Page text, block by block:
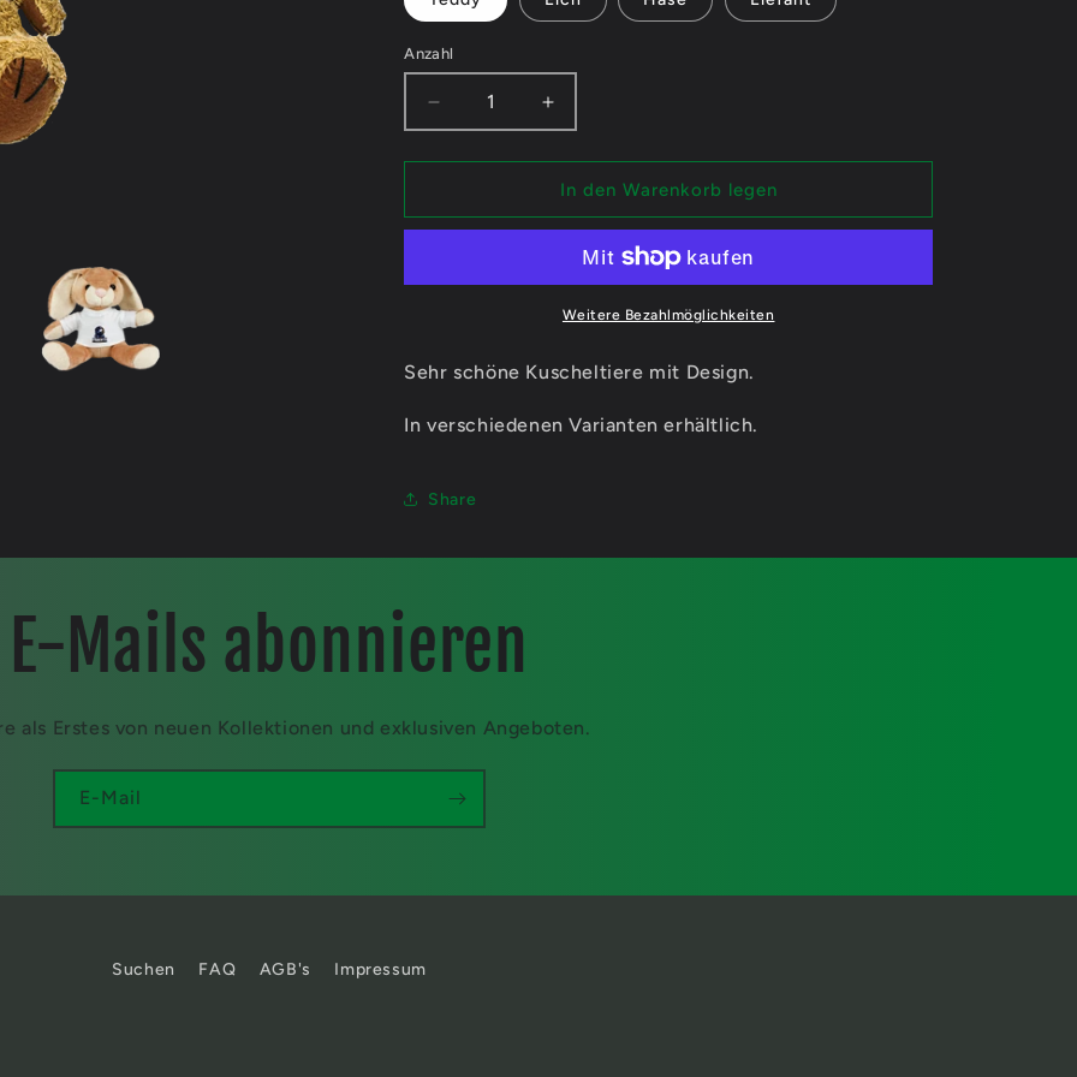
Anzahl
Verringere
die
Menge
Fabertx
Kuscheltiere
Erhöhe
die
Menge
für
Fabertx
Kuscheltiere
In den Warenkorb legen
Weitere Bezahlmöglichkeiten
Sehr schöne Kuscheltiere mit Design.
In verschiedenen Varianten erhältlich.
Share
E-Mails abonnieren
als Erstes von neuen Kollektionen und exklusiven Angeboten.
E-Mail
Suchen FAQ AGB's Impressum